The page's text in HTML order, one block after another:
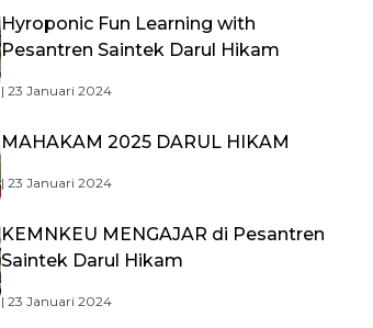
Hyroponic Fun Learning with
Pesantren Saintek Darul Hikam
| 23 Januari 2024
MAHAKAM 2025 DARUL HIKAM
| 23 Januari 2024
KEMNKEU MENGAJAR di Pesantren
Saintek Darul Hikam
| 23 Januari 2024